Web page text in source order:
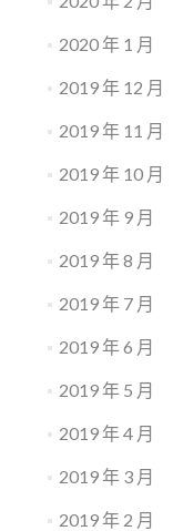
2020 年 1 月
2019 年 12 月
2019 年 11 月
2019 年 10 月
2019 年 9 月
2019 年 8 月
2019 年 7 月
2019 年 6 月
2019 年 5 月
2019 年 4 月
2019 年 3 月
2019 年 2 月